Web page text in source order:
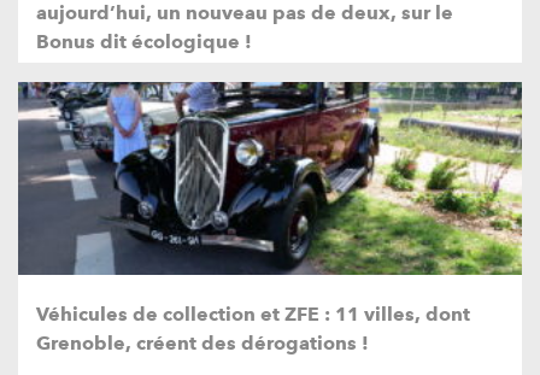
aujourd’hui, un nouveau pas de deux, sur le
Bonus dit écologique !
Véhicules de collection et ZFE : 11 villes, dont
Grenoble, créent des dérogations !